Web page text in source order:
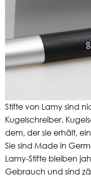
Stifte von Lamy sind
Kugelschreiber.
dem, der sie erhält,
Sie sind Made in
Lamy-Stifte bleiben
Gebrauch und sind